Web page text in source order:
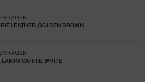
LEATHER, GOLDEN BROWN
CARRIE, WHITE